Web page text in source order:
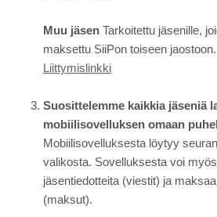
Muu jäsen Tarkoitettu jäsenille,
maksettu SiiPon toiseen jaostoon.
Liittymislinkki
Suosittelemme kaikkia jäseniä
mobiilisovelluksen omaan
Mobiilisovelluksesta löytyy
valikosta. Sovelluksesta voi
jäsentiedotteita (viestit) ja
(maksut).